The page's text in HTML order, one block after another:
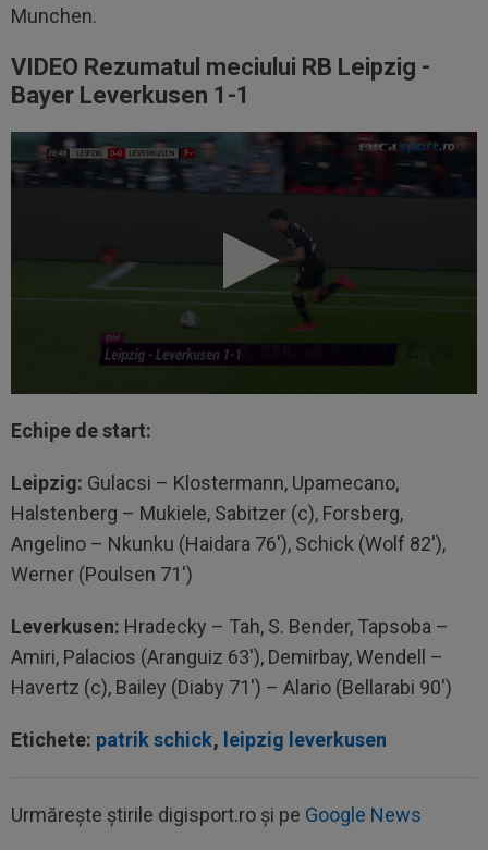
Munchen.
VIDEO Rezumatul meciului RB Leipzig -
Bayer Leverkusen 1-1
Echipe de start:
Leipzig: Gulacsi – Klostermann, Upamecano,
Halstenberg – Mukiele, Sabitzer (c), Forsberg,
Angelino – Nkunku (Haidara 76'), Schick (Wolf 82'),
Werner (Poulsen 71')
Leverkusen: Hradecky – Tah, S. Bender, Tapsoba –
Amiri, Palacios (Aranguiz 63'), Demirbay, Wendell –
Havertz (c), Bailey (Diaby 71') – Alario (Bellarabi 90')
Etichete: patrik schick, leipzig leverkusen
Urmărește știrile digisport.ro și pe Google News